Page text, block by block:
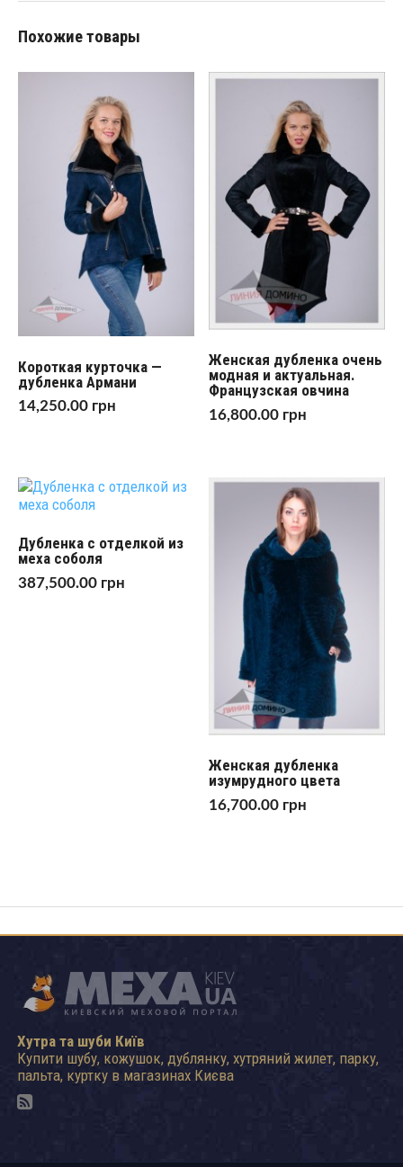
Похожие товары
Короткая курточка —
дубленка Армани
14,250.00 грн
Женская дубленка очень
модная и актуальная.
Французская овчина
16,800.00 грн
Дубленка с отделкой из
меха соболя
387,500.00 грн
Женская дубленка
изумрудного цвета
16,700.00 грн
Хутра та шуби Київ
Купити шубу, кожушок, дублянку, хутряний жилет, парку,
пальта, куртку в магазинах Києва